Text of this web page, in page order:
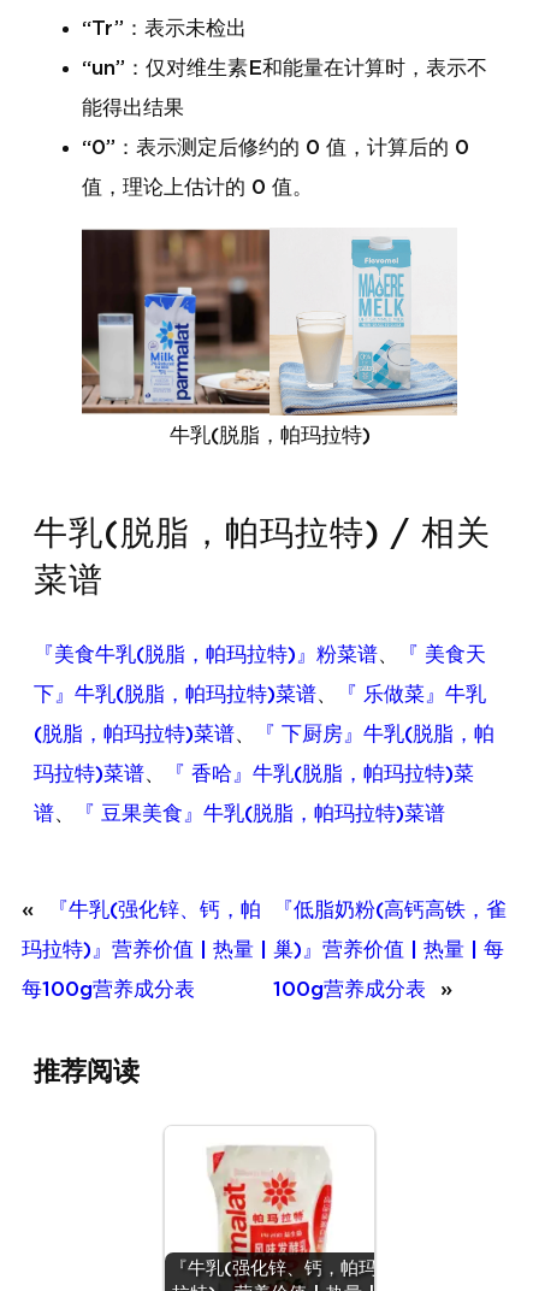
“Tr”：表示未检出
“un”：仅对维生素E和能量在计算时，表示不
能得出结果
“0”：表示测定后修约的 0 值，计算后的 0
值，理论上估计的 0 值。
牛乳(脱脂，帕玛拉特)
牛乳(脱脂，帕玛拉特) / 相关
菜谱
『美食牛乳(脱脂，帕玛拉特)』粉菜谱、
『 美食天
下』牛乳(脱脂，帕玛拉特)菜谱、
『 乐做菜』牛乳
(脱脂，帕玛拉特)菜谱、
『 下厨房』牛乳(脱脂，帕
玛拉特)菜谱、
『 香哈』牛乳(脱脂，帕玛拉特)菜
谱、 『 豆果美食』牛乳(脱脂，帕玛拉特)菜谱
«
『牛乳(强化锌、钙，帕
玛拉特)』营养价值 | 热量 |
每100g营养成分表
『低脂奶粉(高钙高铁，雀
巢)』营养价值 | 热量 | 每
100g营养成分表
»
推荐阅读
『牛乳(强化锌、钙，帕玛